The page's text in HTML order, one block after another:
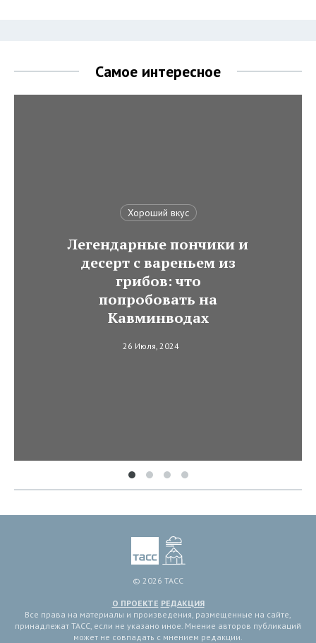
Самое интересное
Хороший вкус
Легендарные пончики и
десерт с вареньем из
грибов: что
попробовать на
Кавминводах
26 Июля, 2024
© 2026 ТАСС
О ПРОЕКТЕ РЕДАКЦИЯ
Все права на материалы и произведения, размещенные на сайте,
принадлежат ТАСС, если не указано иное. Мнение авторов публикаций
может не совпадать с мнением редакции.